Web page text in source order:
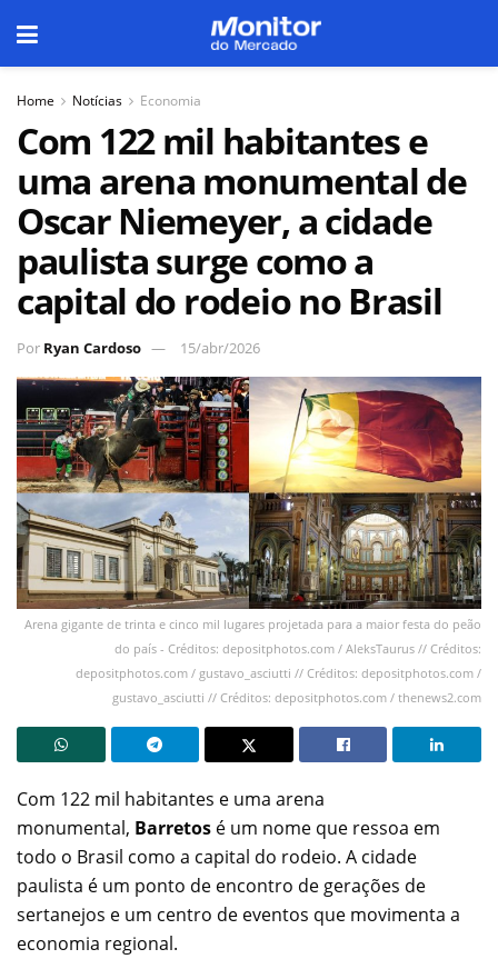
Home Notícias Economia
Com 122 mil habitantes e
uma arena monumental de
Oscar Niemeyer, a cidade
paulista surge como a
capital do rodeio no Brasil
Por Ryan Cardoso 15/abr/2026
Arena gigante de trinta e cinco mil lugares projetada para a maior festa do peão
do país - Créditos: depositphotos.com / AleksTaurus // Créditos:
depositphotos.com / gustavo_asciutti // Créditos: depositphotos.com /
gustavo_asciutti // Créditos: depositphotos.com / thenews2.com
Com 122 mil habitantes e uma arena
monumental, Barretos é um nome que ressoa em
todo o Brasil como a capital do rodeio. A cidade
paulista é um ponto de encontro de gerações de
sertanejos e um centro de eventos que movimenta a
economia regional.